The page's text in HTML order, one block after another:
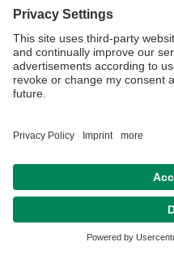
zweiminütigen
auch Marius seine
Kolloidkristalle vor. Sein
gesponserten Posterpreis
Glückwunsch!
Datenschutz / Disclaimer